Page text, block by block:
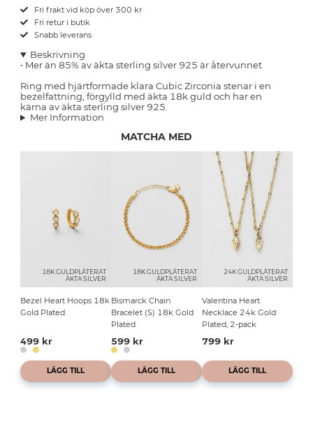
Fri frakt vid köp över 300 kr
Fri retur i butik
Snabb leverans
Beskrivning
• Mer än 85% av äkta sterling silver 925 är återvunnet
Ring med hjärtformade klara Cubic Zirconia stenar i en
bezelfattning, förgylld med äkta 18k guld och har en
kärna av äkta sterling silver 925.
Mer Information
MATCHA MED
18K GULDPLÄTERAT
ÄKTA SILVER
Bezel Heart Hoops 18k
Gold Plated
499 kr
LÄGG TILL
18K GULDPLÄTERAT
ÄKTA SILVER
Bismarck Chain
Bracelet (S) 18k Gold
Plated
599 kr
LÄGG TILL
24K GULDPLÄTERAT
ÄKTA SILVER
Valentina Heart
Necklace 24k Gold
Plated, 2-pack
799 kr
LÄGG TILL